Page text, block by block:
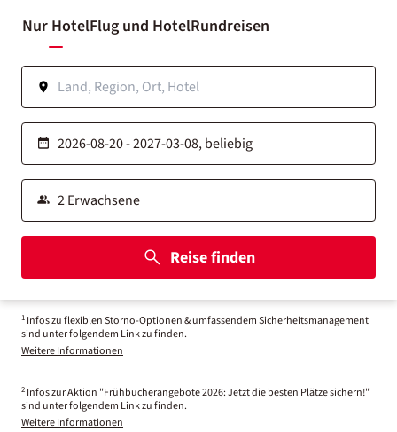
Nur HotelFlug und HotelRundreisen
Reise finden
1 Infos zu flexiblen Storno-Optionen & umfassendem Sicherheitsmanagement
sind unter folgendem Link zu finden.
Weitere Informationen
2 Infos zur Aktion "Frühbucherangebote 2026: Jetzt die besten Plätze sichern!"
sind unter folgendem Link zu finden.
Weitere Informationen